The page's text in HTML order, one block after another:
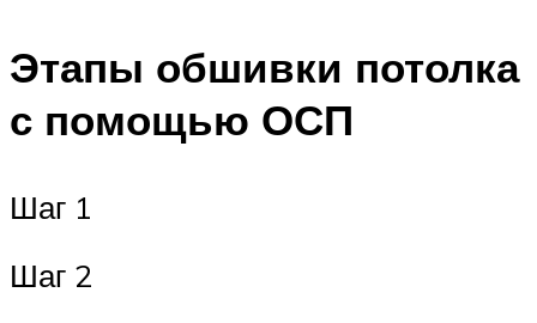
Этапы обшивки потолка
с помощью ОСП
Шаг 1
Шаг 2